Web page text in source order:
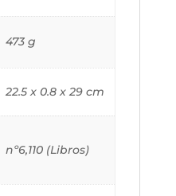
473 g
22.5 x 0.8 x 29 cm
nº6,110 (Libros)